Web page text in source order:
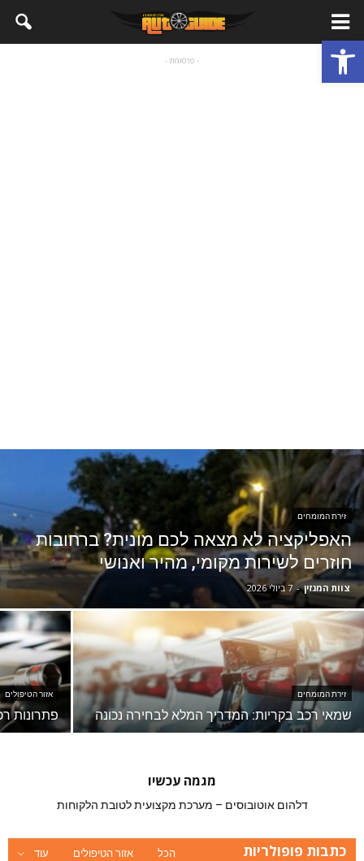
פתח סרגל נגישות - פרסומת -
זירת המומחים
האפליקציה לא מצאה לכם מונית? ברחובות
חוזרים לשירות מקומי, מהיר ואנושי
צוות המגזין - 7 ביולי 2026
זירת המומחים
שמאי רכב בקריות: המדריך המלא לבחירה נכונה
אזור הטיפולים
פתרונות
מגמה עכשיו
דלהום אוטובוסים – מערכת מקצועית לטובת הלקוחות
כתבות פופולריות הכל אזור הטיפולים עוד